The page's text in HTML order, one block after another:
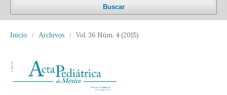
Buscar
Inicio / Archivos / Vol. 36 Núm. 4 (2015)